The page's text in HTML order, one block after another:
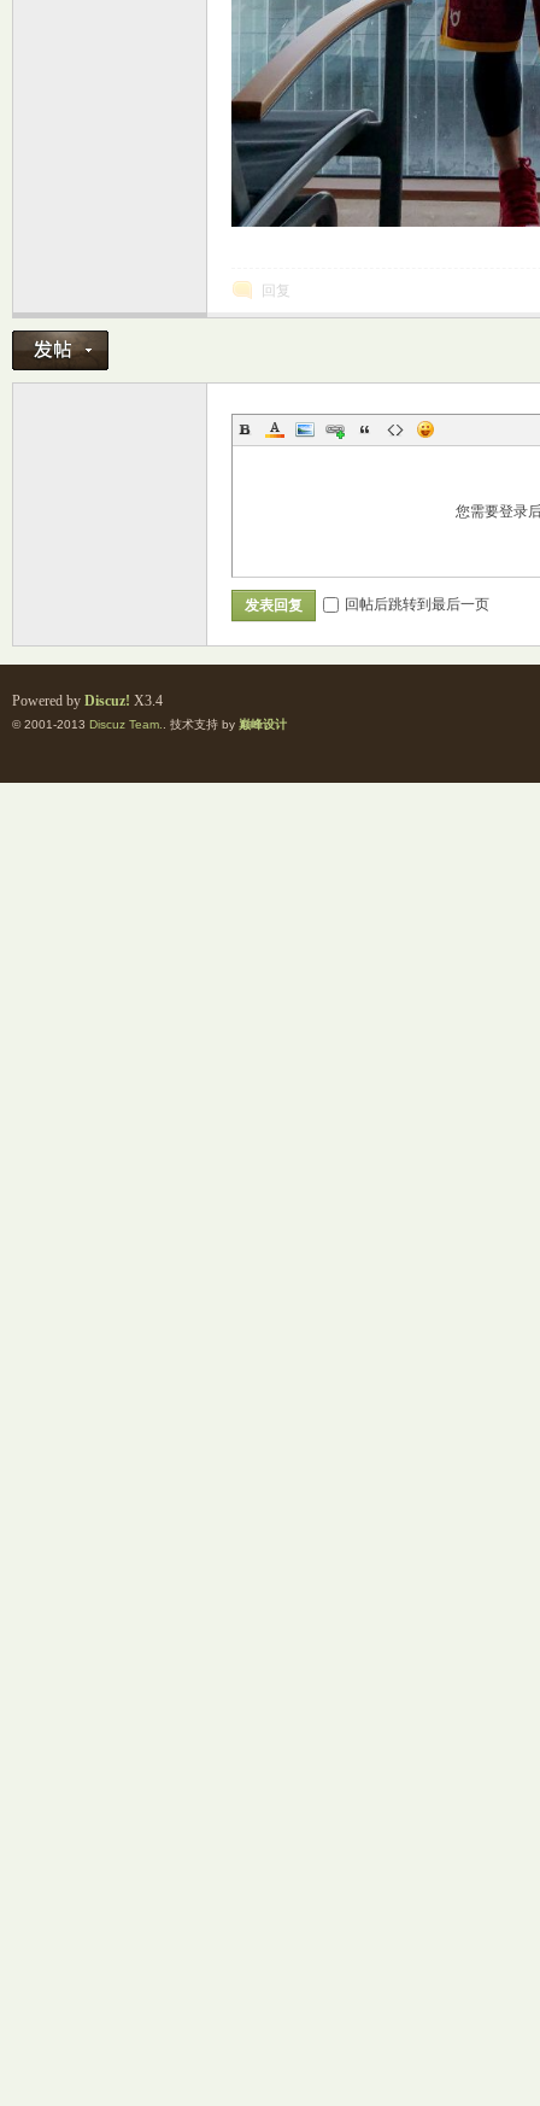
回复
您需要登录
发表回复 回帖后跳转到最后一页
Powered by Discuz! X3.4
© 2001-2013 Discuz Team. . 技术支持 by 巅峰设计